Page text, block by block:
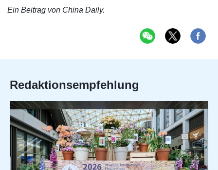
Ein Beitrag von China Daily.
Redaktionsempfehlung